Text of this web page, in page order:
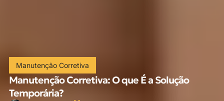
Manutenção Corretiva
Manutenção Corretiva: O que É a Solução
Temporária?